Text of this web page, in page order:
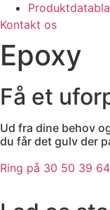
Kontakt os
Epoxy
Få et
Ud fra dine behov
du får det gulv der
Ring på 30 50 39 64